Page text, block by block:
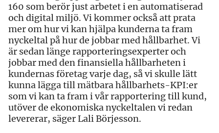
160 som berör just arbetet i en automatiserad
och digital miljö. Vi kommer också att prata
mer om hur vi kan hjälpa kunderna ta fram
nyckeltal på hur de jobbar med hållbarhet. Vi
är sedan länge rapporteringsexperter och
jobbar med den finansiella hållbarheten i
kundernas företag varje dag, så vi skulle lätt
kunna lägga till mätbara hållbarhets-KPI:er
som vi kan ta fram i vår rapportering till kund,
utöver de ekonomiska nyckeltalen vi redan
levererar, säger Lali Börjesson.